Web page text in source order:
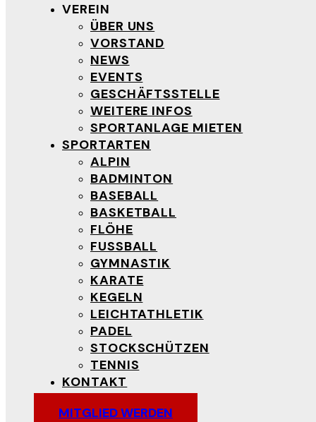
VEREIN
ÜBER UNS
VORSTAND
NEWS
EVENTS
GESCHÄFTSSTELLE
WEITERE INFOS
SPORTANLAGE MIETEN
SPORTARTEN
ALPIN
BADMINTON
BASEBALL
BASKETBALL
FLÖHE
FUSSBALL
GYMNASTIK
KARATE
KEGELN
LEICHTATHLETIK
PADEL
STOCKSCHÜTZEN
TENNIS
KONTAKT
MITGLIED WERDEN